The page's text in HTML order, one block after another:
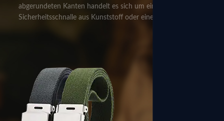
abgerundeten Kanten handelt es sich um eine
Sicherheitsschnalle aus Kunststoff oder eine abgerundete
Schuluniformen, Kinderkleidung und Urlaubsoutfits. Alle
Materialien wurden zusätzlich auf Phthalate (6P), Cadmium,
Dispersionsfarbstoffe und DMF getestet und entsprechen
den Sicherheitsstandards für Kinderprodukte. Unterstützt
das Prägen von Cartoon-Mustern und farbige Nähte, ideal